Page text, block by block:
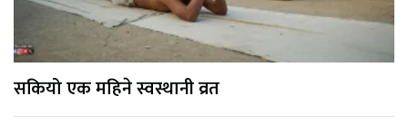
सकियो एक महिने स्वस्थानी व्रत